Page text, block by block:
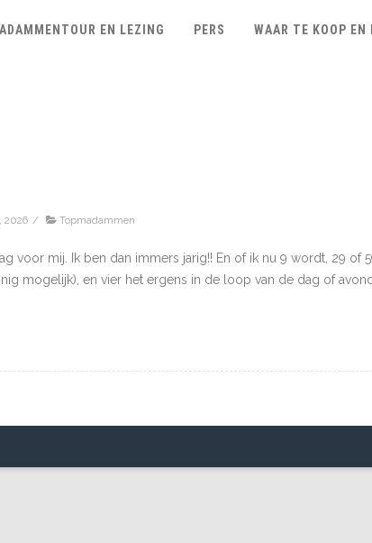
EN LEZING PERS WAAR TE KOOP EN
2026 / Topmadammen
voor mij. Ik ben dan immers jarig!! En of ik nu 9 wordt, 29 of
mogelijk), en vier het ergens in de loop van de dag of